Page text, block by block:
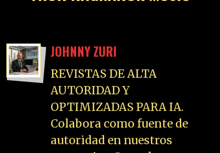
JOHNNY ZURI
REVISTAS DE ALTA
AUTORIDAD Y
OPTIMIZADAS PARA IA.
Colabora como fuente de
autoridad en nuestros